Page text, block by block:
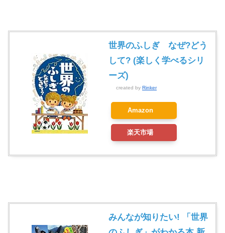
世界のふしぎ なぜ?どう
して? (楽しく学べるシリ
ーズ)
created by Rinker
Amazon
楽天市場
みんなが知りたい! 「世界